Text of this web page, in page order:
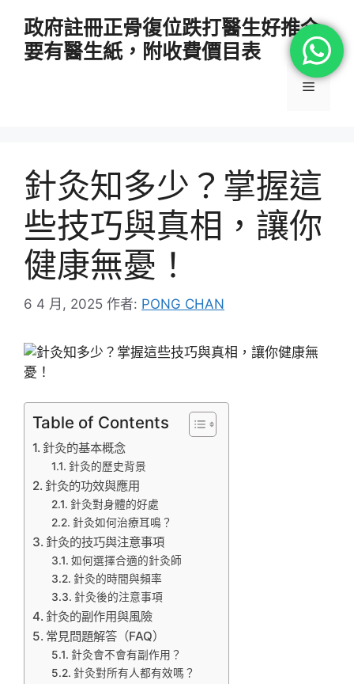
政府註冊正骨復位跌打醫生好推介
要有醫生紙，附收費價目表
選
針灸知多少？掌握這
些技巧與真相，讓你
健康無憂！
6 4 月, 2025 作者: PONG CHAN
Table of Contents
針灸的基本概念
針灸的歷史背景
針灸的功效與應用
針灸對身體的好處
針灸如何治療耳鳴？
針灸的技巧與注意事項
如何選擇合適的針灸師
針灸的時間與頻率
針灸後的注意事項
針灸的副作用與風險
常見問題解答（FAQ）
針灸會不會有副作用？
針灸對所有人都有效嗎？